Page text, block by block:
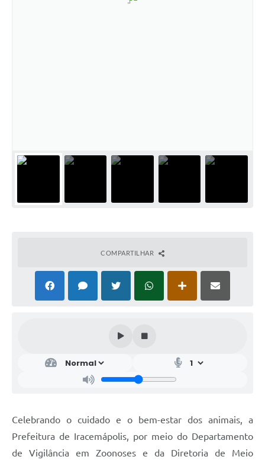
COMPARTILHAR
Celebrando o cuidado e o bem-estar dos animais, a
Prefeitura de Iracemápolis, por meio do Departamento
de Vigilância em Zoonoses e da Diretoria de Meio